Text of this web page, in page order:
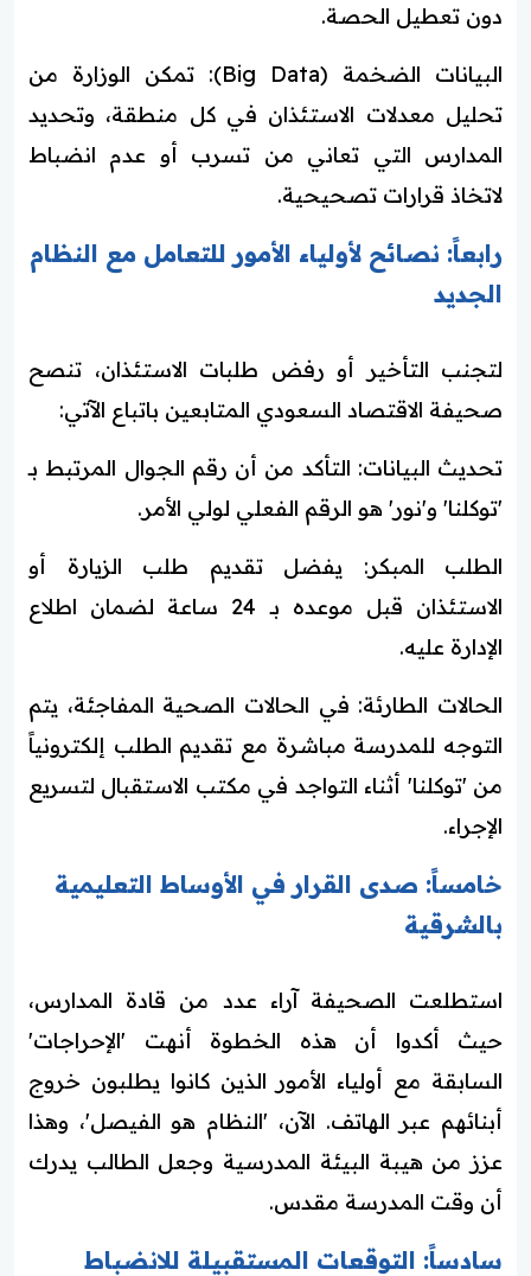
دون تعطيل الحصة.
البيانات الضخمة (Big Data): تمكن الوزارة من
تحليل معدلات الاستئذان في كل منطقة، وتحديد
المدارس التي تعاني من تسرب أو عدم انضباط
لاتخاذ قرارات تصحيحية.
رابعاً: نصائح لأولياء الأمور للتعامل مع النظام
الجديد
لتجنب التأخير أو رفض طلبات الاستئذان، تنصح
صحيفة الاقتصاد السعودي المتابعين باتباع الآتي:
تحديث البيانات: التأكد من أن رقم الجوال المرتبط بـ
'توكلنا' و'نور' هو الرقم الفعلي لولي الأمر.
الطلب المبكر: يفضل تقديم طلب الزيارة أو
الاستئذان قبل موعده بـ 24 ساعة لضمان اطلاع
الإدارة عليه.
الحالات الطارئة: في الحالات الصحية المفاجئة، يتم
التوجه للمدرسة مباشرة مع تقديم الطلب إلكترونياً
من 'توكلنا' أثناء التواجد في مكتب الاستقبال لتسريع
الإجراء.
خامساً: صدى القرار في الأوساط التعليمية
بالشرقية
استطلعت الصحيفة آراء عدد من قادة المدارس،
حيث أكدوا أن هذه الخطوة أنهت 'الإحراجات'
السابقة مع أولياء الأمور الذين كانوا يطلبون خروج
أبنائهم عبر الهاتف. الآن، 'النظام هو الفيصل'، وهذا
عزز من هيبة البيئة المدرسية وجعل الطالب يدرك
أن وقت المدرسة مقدس.
سادساً: التوقعات المستقبيلة للانضباط